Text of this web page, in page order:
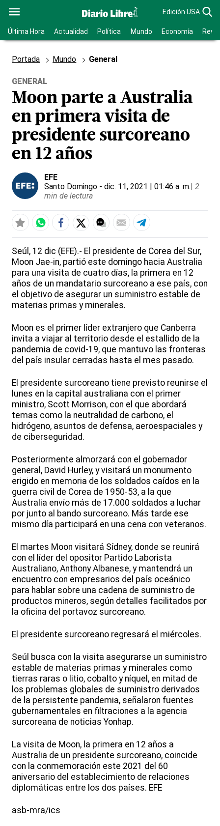
Edición USA
Última Hora Actualidad Política Mundo Economía
Portada Mundo General
GENERAL
Moon parte a Australia
en primera visita de
presidente surcoreano
en 12 años
EFE
Santo Domingo - dic. 11, 2021 | 01:46 a. m.| 2
min de lectura
Seúl, 12 dic (EFE).- El presidente de Corea del Sur,
Moon Jae-in, partió este domingo hacia Australia
para una visita de cuatro días, la primera en 12
años de un mandatario surcoreano a ese país, con
el objetivo de asegurar un suministro estable de
materias primas y minerales.
Moon es el primer líder extranjero que Canberra
invita a viajar al territorio desde el estallido de la
pandemia de covid-19, que mantuvo las fronteras
del país insular cerradas hasta el mes pasado.
El presidente surcoreano tiene previsto reunirse el
lunes en la capital australiana con el primer
ministro, Scott Morrison, con el que abordará
temas como la neutralidad de carbono, el
hidrógeno, asuntos de defensa, aeroespaciales y
de ciberseguridad.
Posteriormente almorzará con el gobernador
general, David Hurley, y visitará un monumento
erigido en memoria de los soldados caídos en la
guerra civil de Corea de 1950-53, a la que
Australia envío más de 17.000 soldados a luchar
por junto al bando surcoreano. Más tarde ese
mismo día participará en una cena con veteranos.
El martes Moon visitará Sídney, donde se reunirá
con el líder del opositor Partido Laborista
Australiano, Anthony Albanese, y mantendrá un
encuentro con empresarios del país oceánico
para hablar sobre una cadena de suministro de
productos mineros, según detalles facilitados por
la oficina del portavoz surcoreano.
El presidente surcoreano regresará el miércoles.
Seúl busca con la visita asegurarse un suministro
estable de materias primas y minerales como
tierras raras o litio, cobalto y níquel, en mitad de
los problemas globales de suministro derivados
de la persistente pandemia, señalaron fuentes
gubernamentales en filtraciones a la agencia
surcoreana de noticias Yonhap.
La visita de Moon, la primera en 12 años a
Australia de un presidente surcoreano, coincide
con la conmemoración este 2021 del 60
aniversario del establecimiento de relaciones
diplomáticas entre los dos países. EFE
asb-mra/ics